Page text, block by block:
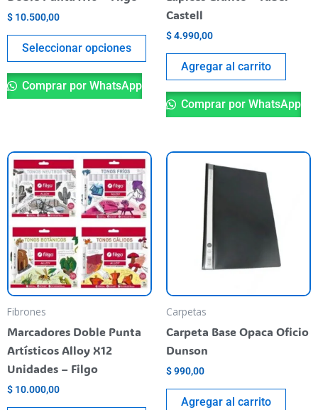
$ 10.500,00
Seleccionar opciones
página
producto
Comprar por WhatsApp
Castell
$4.990,00
Agregar al carrito
Comprar por WhatsApp
Fibrones
Marcadores Doble Punta
Artísticos Alloy X12
Unidades – Filgo
$ 10.000,00
Este
tiene
varias
variantes.
Las
opciones
se
pueden
elegir
Carpetas
Carpeta Base Opaca Oficio
Dunson
$990,00
Agregar al carrito